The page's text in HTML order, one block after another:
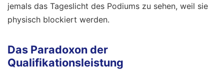
jemals das Tageslicht des Podiums zu sehen, weil sie
physisch blockiert werden.
Das Paradoxon der
Qualifikationsleistung